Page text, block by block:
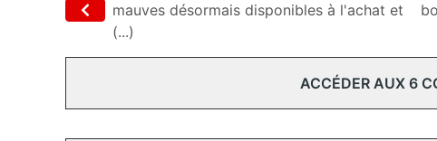
mauves désormais disponibles à l'achat et
(...)
ACCÉDER AUX 6